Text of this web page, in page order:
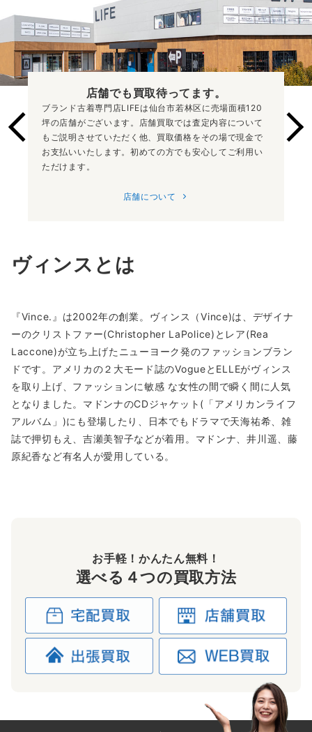
店舗でも買取待ってます。
ブランド古着専門店LIFEは仙台市若林区に売場面積120
坪の店舗がございます。店舗買取では査定内容について
もご説明させていただく他、買取価格をその場で現金で
お支払いいたします。初めての方でも安心してご利用い
ただけます。
店舗について
ヴィンスとは
『Vince.』は2002年の創業。ヴィンス（Vince)は、デザイナ
ーのクリストファー(Christopher LaPolice)とレア(Rea
Laccone)が立ち上げたニューヨーク発のファッションブラン
ドです。アメリカの２大モード誌のVogueとELLEがヴィンス
を取り上げ、ファッションに敏感 な女性の間で瞬く間に人気
となりました。マドンナのCDジャケット(「アメリカンライフ
アルバム」)にも登場したり、日本でもドラマで天海祐希、雑
誌で押切もえ、吉瀬美智子などが着用。マドンナ、井川遥、藤
原紀香など有名人が愛用している。
お手軽！かんたん無料！
選べる４つの買取方法